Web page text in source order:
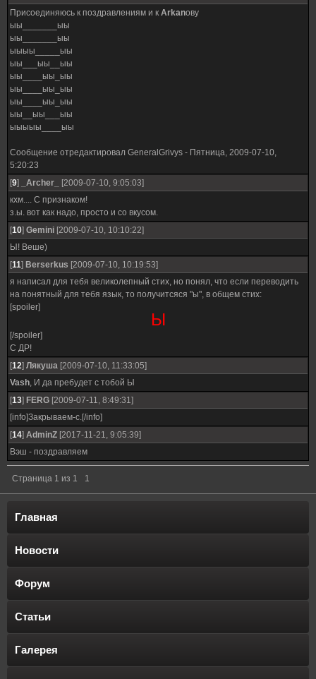
Присоединяюсь к поздравлениям и к Arkanову
ыы_______ыы
ыы_______ыы
ыыыы_____ыы
ыы___ыы__ыы
ыы____ыы_ыы
ыы____ыы_ыы
ыы____ыы_ыы
ыы__ыы___ыы
ыыыыы____ыы
Сообщение отредактировал GeneralGrivys - Пятница, 2009-07-10,
5:20:23
[9] _Archer_
[2009-07-10, 9:05:03]
кхм.... С признаком!
з.ы. вот как надо, просто и со вкусом.
[10] Gemini [2009-07-10, 10:10:22]
Ы! Веше)
[11] Berserkus [2009-07-10, 10:19:53]
я написал для тебя великолепный стих, но понял, что если переводить
на понятный для тебя язык, то получитсяся "ы", в общем стих:
[spoiler]
Ы
[/spoiler]
С ДР!
[12] Лякуша [2009-07-10, 11:33:05]
Vash, И да пребудет с тобой Ы
[13] FERG [2009-07-11, 8:49:31]
[info]Закрываем-с.[/info]
[14] AdminZ [2017-11-21, 9:05:39]
Вэш - поздравляем
Страница 1 из 1 1
Главная
Новости
Форум
Статьи
Галерея